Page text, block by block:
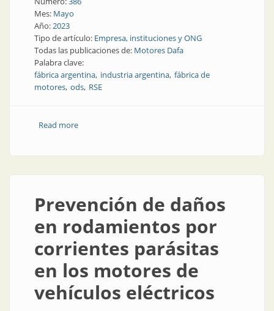
Mes: Mayo
Año:2023
Tipo de artículo: Empresa, instituciones y ONG
Todas las publicaciones de: Motores Dafa
Palabra clave:
fábrica argentina industria argentina fábrica de
motores ods RSE
Read moreabout Motores Dafa: empresa socialmente
Prevención de daños
en rodamientos por
corrientes parásitas
en los motores de
vehículos eléctricos